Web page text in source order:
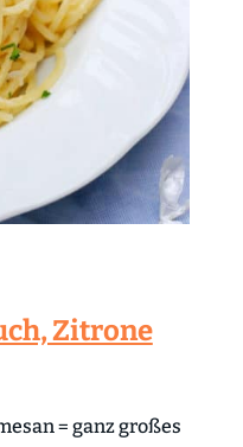
Zitrone
= ganz großes